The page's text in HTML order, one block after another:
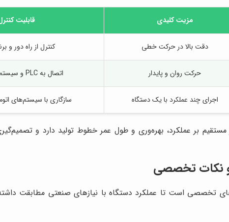
مزیت کلیدی قابلیت
دقت بالا در حرکت خطی کنترل از راه دور و
حرکت روان و پایدار اتصال به PLC و سیستم اتوماسیون
اجرای چند عملکرد با یک دستگاه سازگاری با سیستم‌های
بر عملکرد، بهره‌وری و طول عمر خطوط تولید دارد و
تخصصی است تا عملکرد دستگاه با نیازهای صنعتی مطابقت